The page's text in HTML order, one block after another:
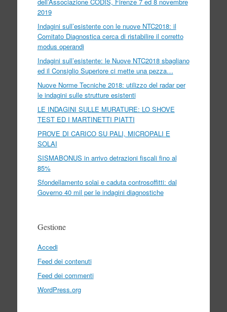
2019
Indagini sull’esistente con le nuove NTC2018: il
Comitato Diagnostica cerca di ristabilire il corretto
modus operandi
Indagini sull’esistente: le Nuove NTC2018 sbagliano
ed il Consiglio Superiore ci mette una pezza…
Nuove Norme Tecniche 2018: utilizzo del radar per
le indagini sulle strutture esistenti
LE INDAGINI SULLE MURATURE: LO SHOVE
TEST ED I MARTINETTI PIATTI
PROVE DI CARICO SU PALI, MICROPALI E
SOLAI
SISMABONUS in arrivo detrazioni fiscali fino al
85%
Sfondellamento solai e caduta controsoffitti: dal
Governo 40 mil per le indagini diagnostiche
Gestione
Accedi
Feed dei contenuti
Feed dei commenti
WordPress.org